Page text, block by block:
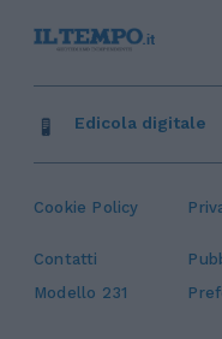
Cookie Policy
Contatti
Modello 231
Edicola digitale